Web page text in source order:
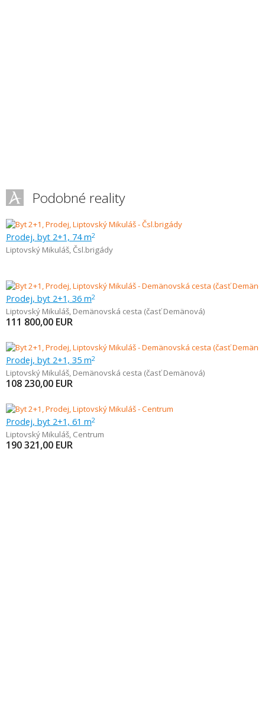
Podobné reality
Prodej, byt 2+1, 74 m2
Liptovský Mikuláš, Čsl.brigády
Prodej, byt 2+1, 36 m2
Liptovský Mikuláš, Demänovská cesta (časť Demänová)
111 800,00 EUR
Prodej, byt 2+1, 35 m2
Liptovský Mikuláš, Demänovská cesta (časť Demänová)
108 230,00 EUR
Prodej, byt 2+1, 61 m2
Liptovský Mikuláš, Centrum
190 321,00 EUR